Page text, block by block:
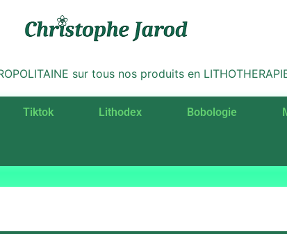
sur tous nos produits en
Tiktok Lithodex Bobologie